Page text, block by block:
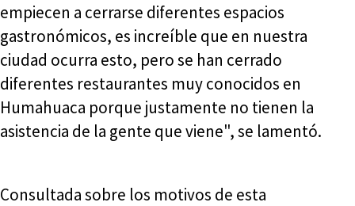
empiecen a cerrarse diferentes espacios
gastronómicos, es increíble que en nuestra
ciudad ocurra esto, pero se han cerrado
diferentes restaurantes muy conocidos en
Humahuaca porque justamente no tienen la
asistencia de la gente que viene", se lamentó.
Consultada sobre los motivos de esta